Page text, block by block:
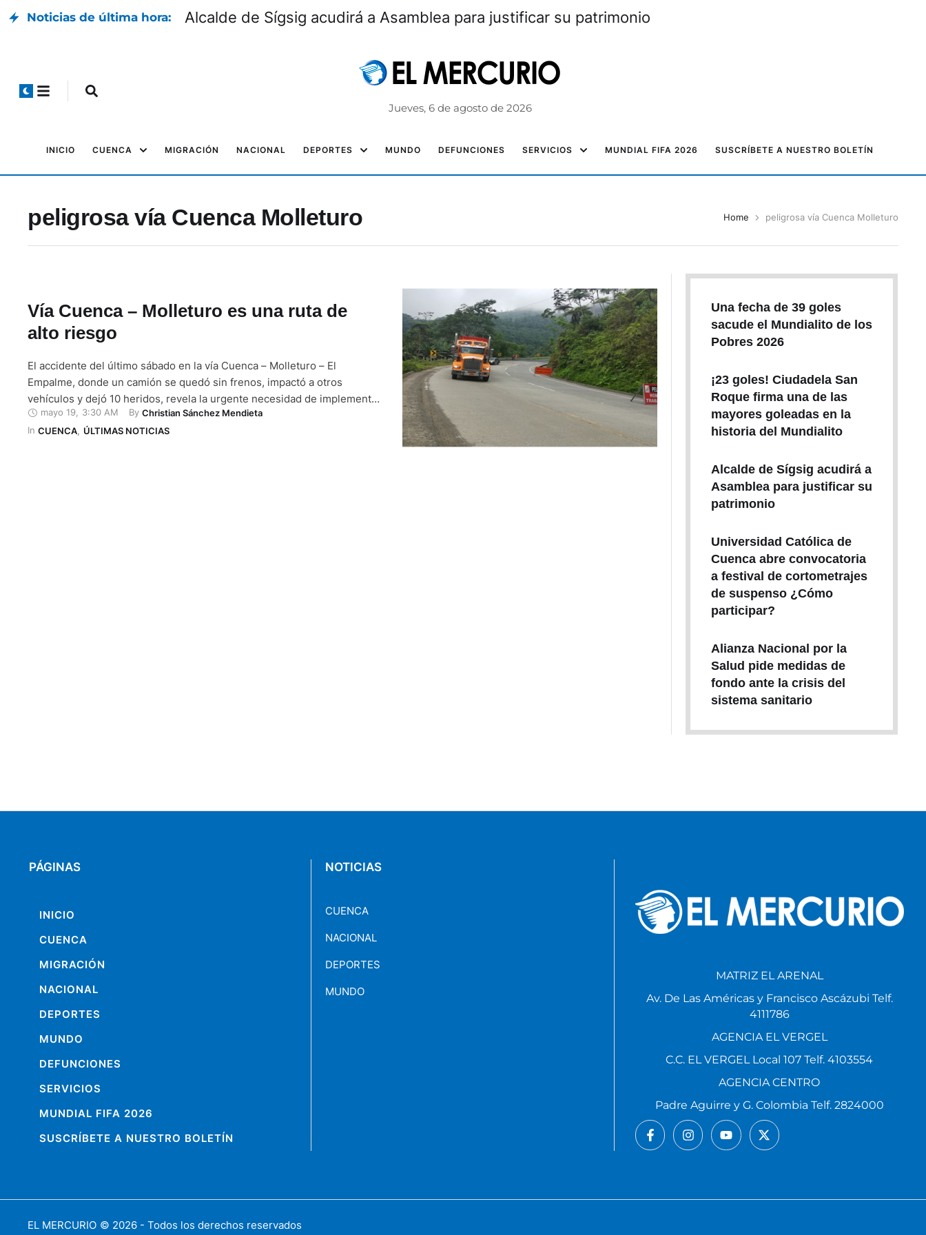
Noticias de última hora: Alcalde de Sígsig acudirá a Asamblea para justificar su patrimonio
Jueves, 6 de agosto de 2026
INICIO CUENCA MIGRACIÓN NACIONAL DEPORTES MUNDO DEFUNCIONES SERVICIOS MUNDIAL FIFA 2026 SUSCRÍBETE A NUESTRO BOLETÍN
peligrosa vía Cuenca Molleturo Home peligrosa vía Cuenca Molleturo
Vía Cuenca – Molleturo es una ruta de
alto riesgo
El accidente del último sábado en la vía Cuenca – Molleturo – El
Empalme, donde un camión se quedó sin frenos, impactó a otros
vehículos y dejó 10 heridos, revela la urgente necesidad de implementar
medidas de seguridad. De acuerdo con las primeras indagaciones, el
pesado vehículo, que circulaba desde Guayas, al parecer sufrió un …
mayo 19 3:30 AM By Christian Sánchez Mendieta
In CUENCA, ÚLTIMAS NOTICIAS
Una fecha de 39 goles
sacude el Mundialito de los
Pobres 2026
¡23 goles! Ciudadela San
Roque firma una de las
mayores goleadas en la
historia del Mundialito
Alcalde de Sígsig acudirá a
Asamblea para justificar su
patrimonio
Universidad Católica de
Cuenca abre convocatoria
a festival de cortometrajes
de suspenso ¿Cómo
participar?
Alianza Nacional por la
Salud pide medidas de
fondo ante la crisis del
sistema sanitario
PÁGINAS
INICIO
CUENCA
MIGRACIÓN
NACIONAL
DEPORTES
MUNDO
DEFUNCIONES
SERVICIOS
MUNDIAL FIFA 2026
SUSCRÍBETE A NUESTRO BOLETÍN
NOTICIAS
CUENCA
NACIONAL
DEPORTES
MUNDO
MATRIZ EL ARENAL
Av. De Las Américas y Francisco Ascázubi Telf.
4111786
AGENCIA EL VERGEL
C.C. EL VERGEL Local 107 Telf. 4103554
AGENCIA CENTRO
Padre Aguirre y G. Colombia Telf. 2824000
EL MERCURIO © 2026 - Todos los derechos reservados